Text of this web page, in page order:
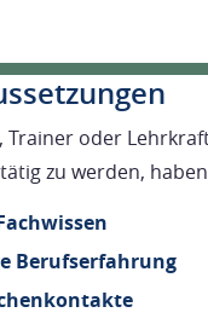
Trainer oder
zu werden,
Berufserfahrung